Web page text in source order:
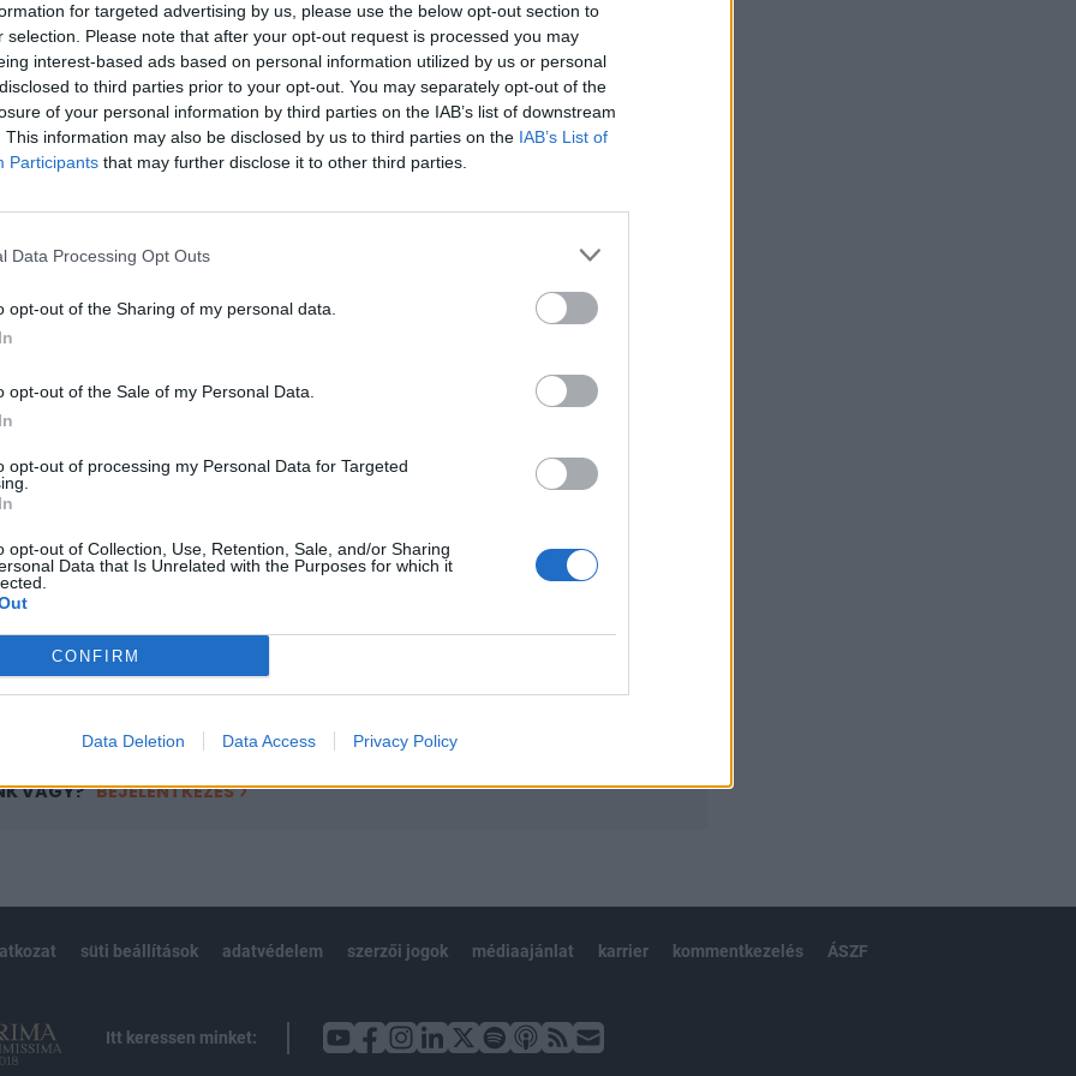
for targeted advertising by us, please use the below opt-out section to
selection. Please note that after your opt-out request is processed you may
interest-based ads based on personal information utilized by us or personal
to third parties prior to your opt-out. You may separately opt-out of the
of your personal information by third parties on the IAB’s list of downstream
This information may also be disclosed by us to third parties on the IAB’s List of
Participants that may further disclose it to other third parties.
Data Processing Opt Outs
opt-out of the Sharing of my personal data.
opt-out of the Sale of my Personal Data.
opt-out of processing my Personal Data for Targeted
opt-out of Collection, Use, Retention, Sale, and/or Sharing
Data that Is Unrelated with the Purposes for which it
CONFIRM
Data Deletion Data Access Privacy Policy
földrengés rázta meg a Fülöp-szigetek déli részét. A földrengés
ös erősségű földrengés rázta meg szombaton késő este a Fülöp-szigetek déli
régiót. Az esemény miatt evakuálási parancsot adtak ki bizonyos területeken
partjai mentén, mivel a szökőárra vonatkozó figyelmeztetések szerint a hullámok
portfolio.hu hírarchívumához tartozik, melynek olvasása előfizetéses
tartalmazza:
cikkarchívum
elmúlt 2 év napon belüli
VAGY? BEJELENTKEZÉS
süti beállítások adatvédelem szerzői jogok médiaajánlat karrier kommentkezelés ÁSZF
Itt keressen minket: